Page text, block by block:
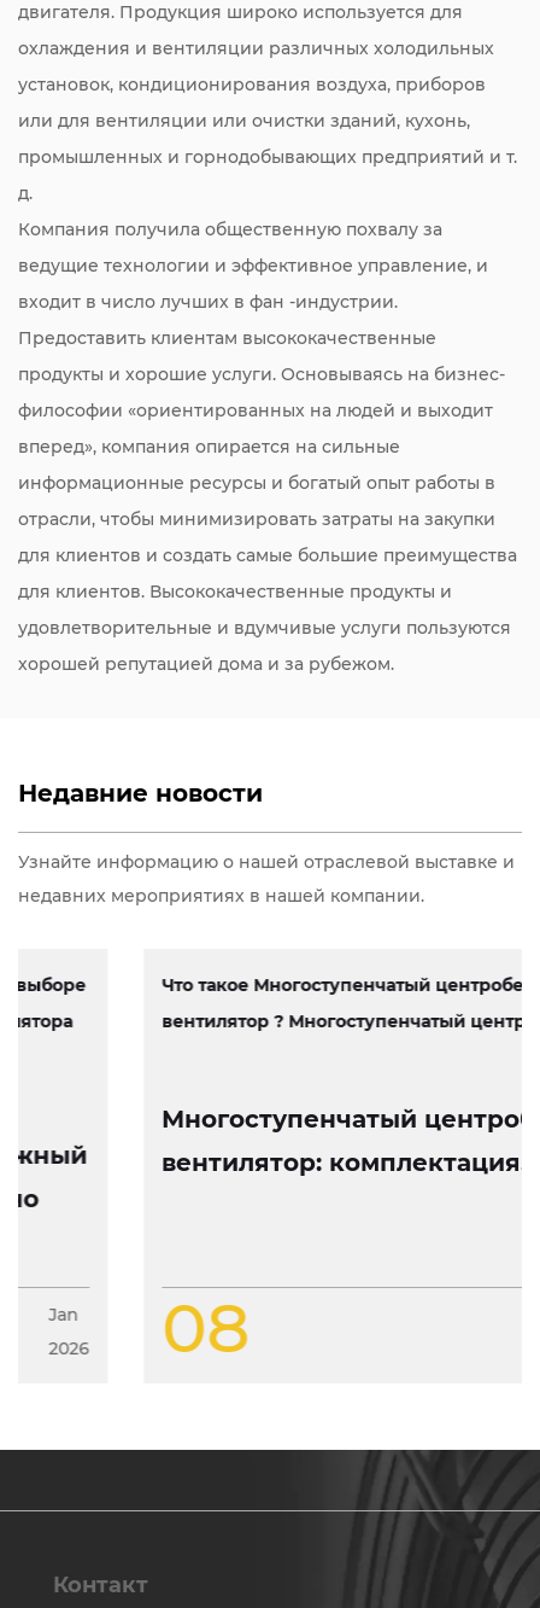
двигателя. Продукция широко используется для
охлаждения и вентиляции различных холодильных
установок, кондиционирования воздуха, приборов
или для вентиляции или очистки зданий, кухонь,
промышленных и горнодобывающих предприятий и т.
д.
Компания получила общественную похвалу за
ведущие технологии и эффективное управление, и
входит в число лучших в фан -индустрии.
Предоставить клиентам высококачественные
продукты и хорошие услуги. Основываясь на бизнес-
философии «ориентированных на людей и выходит
вперед», компания опирается на сильные
информационные ресурсы и богатый опыт работы в
отрасли, чтобы минимизировать затраты на закупки
для клиентов и создать самые большие преимущества
для клиентов. Высококачественные продукты и
удовлетворительные и вдумчивые услуги пользуются
хорошей репутацией дома и за рубежом.
Недавние новости
Узнайте информацию о нашей отраслевой выставке и
недавних мероприятиях в нашей компании.
Многоступенчатый центробежный
вентилятор: комплектация, работа
и особенности конструкции
Что такое Многоступенчатый центробежный
вентилятор ? Многоступенчатый центробеж...
08
Контакт